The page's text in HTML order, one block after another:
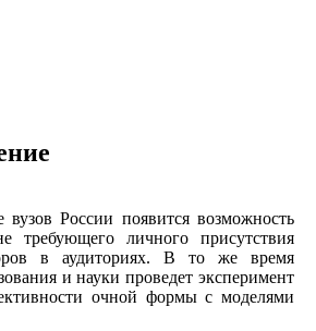
России появится возможность
требующего личного присутствия
в аудиториях. В то же время
и науки проведет эксперимент
очной формы с моделями